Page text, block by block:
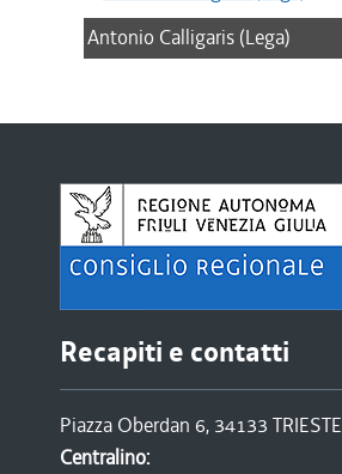
Antonio Calligaris (Lega)
Recapiti e contatti
Piazza Oberdan 6, 34133 TRIESTE
Centralino: